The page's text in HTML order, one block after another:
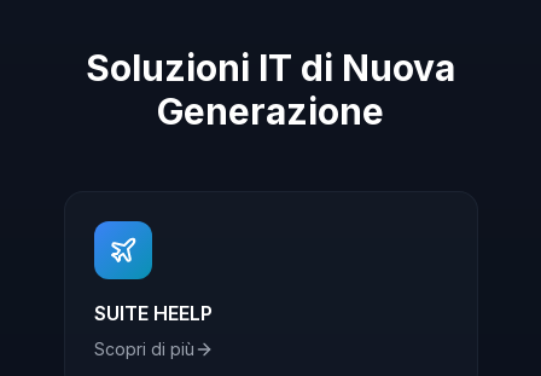
Soluzioni IT di Nuova
Generazione
SUITE HEELP
Scopri di più